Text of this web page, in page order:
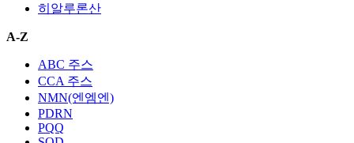
히알루론산
A-Z
ABC 주스
CCA 주스
NMN(엔엠엔)
PDRN
PQQ